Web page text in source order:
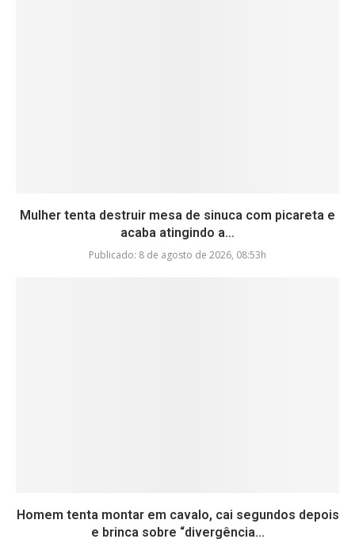
Mulher tenta destruir mesa de sinuca com picareta e
acaba atingindo a...
Publicado: 8 de agosto de 2026, 08:53h
Homem tenta montar em cavalo, cai segundos depois
e brinca sobre “divergência...